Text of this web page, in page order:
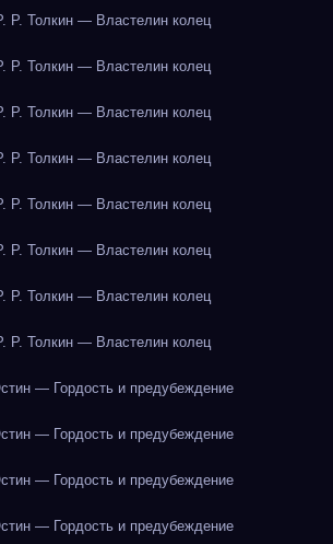
Р. Толкин — Властелин колец
Р. Толкин — Властелин колец
Р. Толкин — Властелин колец
Р. Толкин — Властелин колец
Р. Толкин — Властелин колец
Р. Толкин — Властелин колец
Р. Толкин — Властелин колец
Р. Толкин — Властелин колец
— Гордость и предубеждение
— Гордость и предубеждение
— Гордость и предубеждение
— Гордость и предубеждение